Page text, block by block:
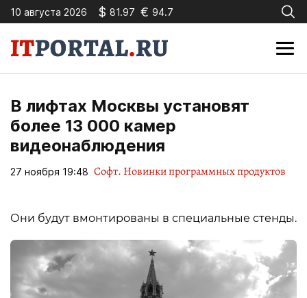
10 августа 2026 $ 81.97 € 94.7
В лифтах Москвы установят
более 13 000 камер
видеонаблюдения
27 ноября 19:48 Софт. Новинки программных продуктов
Они будут вмонтированы в специальные стенды.